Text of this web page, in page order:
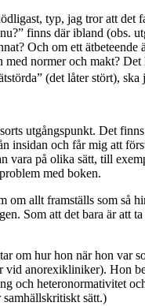
typ, jag tror att
finns där ibland (obs.
Och om ett
normer och makt?
(det låter stört),
utgångspunkt. Det
insidan och får mig att
vara på olika sätt, till
med boken.
allt framställs som så
Som att det bara är att
om hur hon när hon var
anorexikliniker). Hon
och heteronormativitet
sätt.)